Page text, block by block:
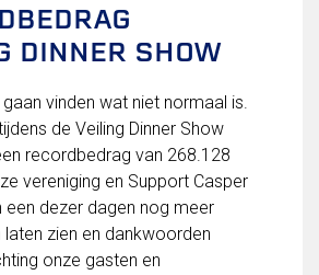
DINNER SHOW
vinden wat niet normaal is.
de Veiling Dinner Show
recordbedrag van 268.128
vereniging en Support Casper
een dezer dagen nog meer
zien en dankwoorden
onze gasten en